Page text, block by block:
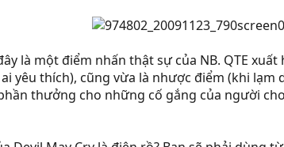
là một điểm nhấn thật sự của NB. QTE
yêu thích), cũng vừa là nhược điểm (khi
thưởng cho những cố gắng của người